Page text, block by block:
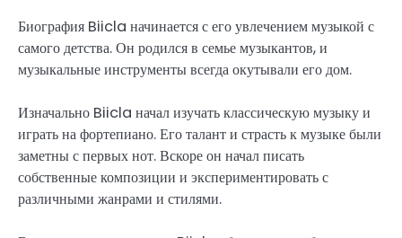
Биография Biicla начинается с его увлечением музыкой с
самого детства. Он родился в семье музыкантов, и
музыкальные инструменты всегда окутывали его дом.
Изначально Biicla начал изучать классическую музыку и
играть на фортепиано. Его талант и страсть к музыке были
заметны с первых нот. Вскоре он начал писать
собственные композиции и экспериментировать с
различными жанрами и стилями.